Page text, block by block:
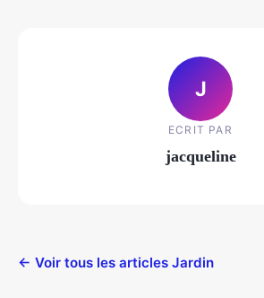
J
ECRIT PAR
jacqueline
← Voir tous les articles Jardin